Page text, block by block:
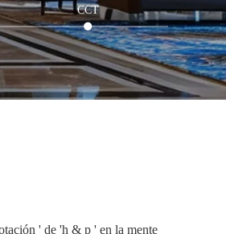
CCT
' de 'h & p ' en la mente